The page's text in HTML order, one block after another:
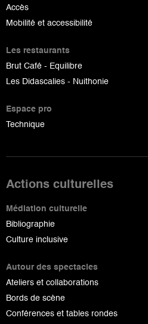
Accès
Mobilité et accessibilité
Les restaurants
Brut Café - Equilibre
Les Didascalies - Nuithonie
Espace pro
Technique
Actions culturelles
Médiation culturelle
Bibliographie
Culture inclusive
Autour des spectacles
Ateliers et collaborations
Bords de scène
Conférences et tables rondes